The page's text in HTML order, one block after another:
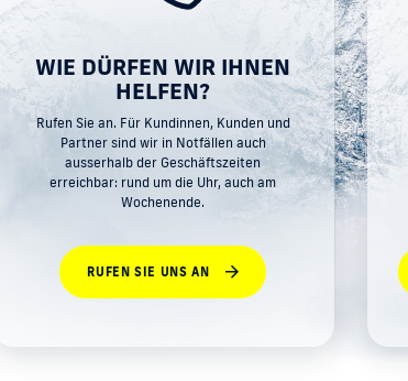
WIE DÜRFEN WIR IHNEN
HELFEN?
Rufen Sie an. Für Kundinnen, Kunden und
Partner sind wir in Notfällen auch
ausserhalb der Geschäftszeiten
erreichbar: rund um die Uhr, auch am
Wochenende.
RUFEN SIE UNS AN